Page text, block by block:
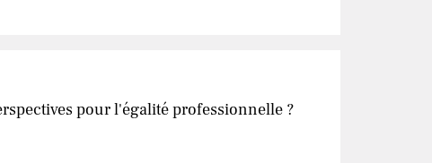
pour l'égalité professionnelle ?